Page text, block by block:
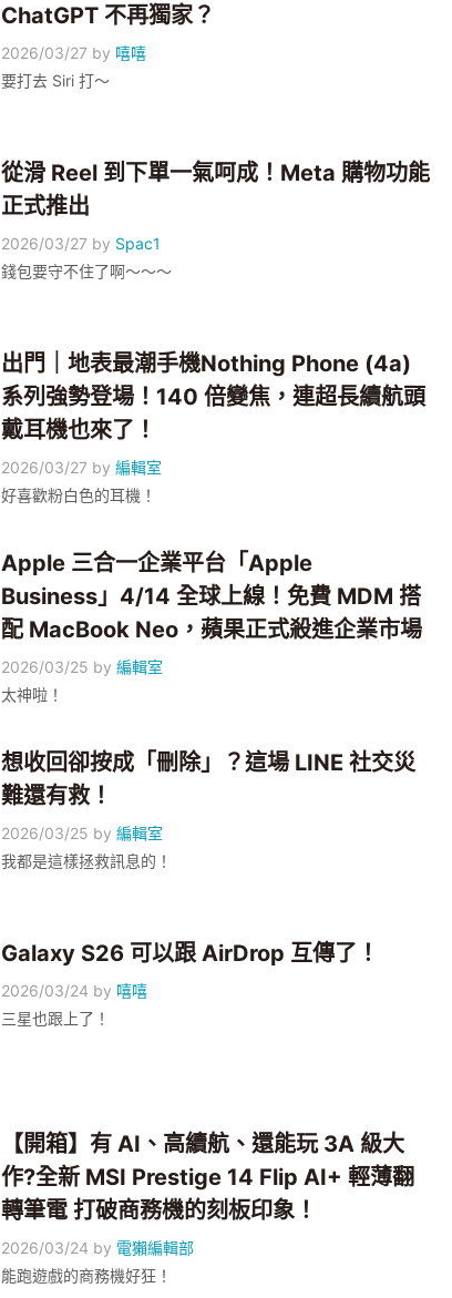
ChatGPT 不再獨家？
2026/03/27 by 嘻嘻
要打去 Siri 打～
從滑 Reel 到下單一氣呵成！Meta 購物功能
正式推出
2026/03/27 by Spac1
錢包要守不住了啊～～～
出門｜地表最潮手機Nothing Phone (4a)
系列強勢登場！140 倍變焦，連超長續航頭
戴耳機也來了！
2026/03/27 by編輯室
好喜歡粉白色的耳機！
Apple 三合一企業平台「Apple
Business」4/14 全球上線！免費 MDM 搭
配 MacBook Neo，蘋果正式殺進企業市場
2026/03/25 by編輯室
太神啦！
想收回卻按成「刪除」？這場 LINE 社交災
難還有救！
2026/03/25 by編輯室
我都是這樣拯救訊息的！
Galaxy S26 可以跟 AirDrop 互傳了！
2026/03/24 by 嘻嘻
三星也跟上了！
【開箱】有 AI、高續航、還能玩 3A 級大
作?全新 MSI Prestige 14 Flip AI+ 輕薄翻
轉筆電 打破商務機的刻板印象！
2026/03/24 by 電獺編輯部
能跑遊戲的商務機好狂！